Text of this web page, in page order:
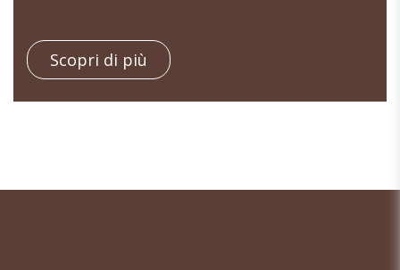
Scopri di più